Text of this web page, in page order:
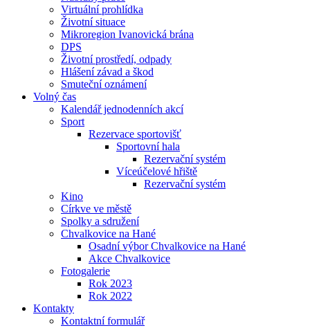
Virtuální prohlídka
Životní situace
Mikroregion Ivanovická brána
DPS
Životní prostředí, odpady
Hlášení závad a škod
Smuteční oznámení
Volný čas
Kalendář jednodenních akcí
Sport
Rezervace sportovišť
Sportovní hala
Rezervační systém
Víceúčelové hřiště
Rezervační systém
Kino
Církve ve městě
Spolky a sdružení
Chvalkovice na Hané
Osadní výbor Chvalkovice na Hané
Akce Chvalkovice
Fotogalerie
Rok 2023
Rok 2022
Kontakty
Kontaktní formulář